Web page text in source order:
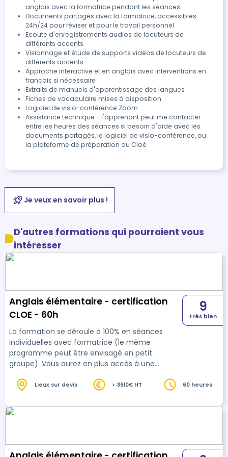
anglais avec la formatrice pendant les séances
Documents partagés avec la formatrice, accessibles
24h/24 pour réviser et pour le travail personnel
Ecoute d'enregistrements audios de locuteurs de
différents accents
Visionnage et étude de supports vidéos de locuteurs de
différents accents
Approche interactive et en anglais avec interventions en
français si nécessaire
Extraits de manuels d'apprentissage des langues
Fiches de vocabulaire mises à disposition
Logiciel de visio-conférence Zoom
Assistance technique - l'apprenant peut me contacter
entre les heures des séances si besoin d'aide avec les
documents partagés, le logiciel de visio-conférence, ou
la plateforme de préparation au Cloé
Je veux en savoir plus !
D'autres formations qui pourraient vous
intéresser
Anglais élémentaire - certification
CLOE - 60h
La formation se déroule à 100% en séances
individuelles avec formatrice (le même
programme peut être envisagé en petit
groupe). Vous aurez en plus accès à une
certification Cloé anglais à la fin de votre
personnalisable selon vos besoins, les situations
que vous rencontrez, vos centres d'intérêts.
9
Très bien
Lieux sur devis > 3610€ HT 60 heures